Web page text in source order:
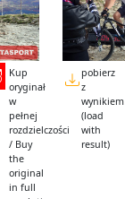
Kup
oryginał
w
pełnej
rozdzielczości
/ Buy
the
original
in full
pobierz
z
wynikiem
(load
with
result)